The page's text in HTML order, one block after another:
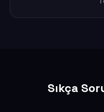
Sıkça